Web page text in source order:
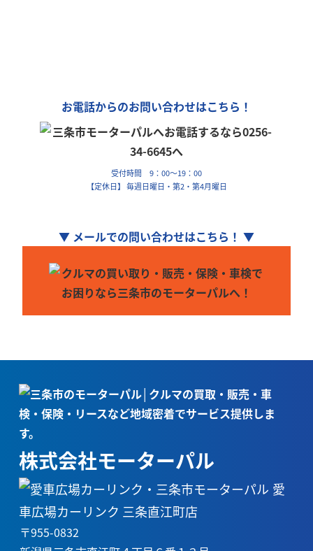
お電話からのお問い合わせはこちら！
受付時間 9：00～19：00
【定休日】 毎週日曜日・第2・第4月曜日
▼ メールでの問い合わせはこちら！ ▼
株式会社モーターパル
愛
車広場カーリンク 三条直江町店
〒955-0832